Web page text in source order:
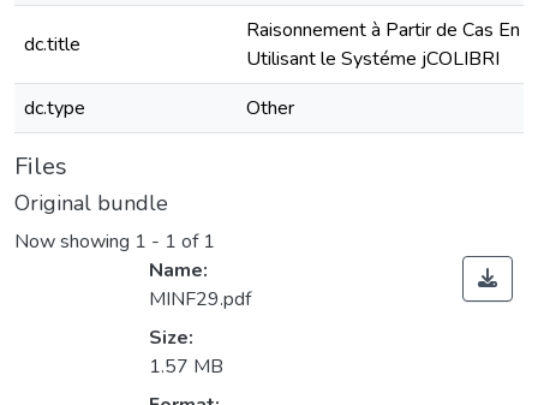
dc.title
Raisonnement à Partir de Cas En
Utilisant le Systéme jCOLIBRI
dc.type
Other
Files
Original bundle
Now showing 1 - 1 of 1
Name:
MINF29.pdf
Size:
1.57 MB